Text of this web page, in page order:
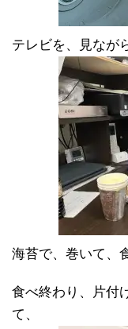
テレビを、見なが
海苔で、巻いて、
食べ終わり、片付
て、